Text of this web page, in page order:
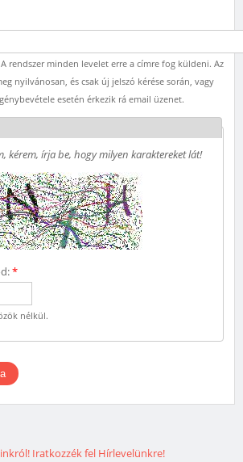
rendszer minden levelet erre a címre fog küldeni. Az
nyilvánosan, és csak új jelszó kérése során, vagy
esetén érkezik rá email üzenet.
kérem, írja be, hogy milyen karaktereket lát!
*
nélkül.
Iratkozzék fel Hírlevelünkre!